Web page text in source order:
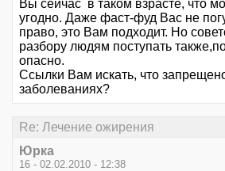
Вы сейчас в таком взрасте, что
угодно. Даже фаст-фуд Вас не
право, это Вам подходит. Но
разбору людям поступать
опасно.
Ссылки Вам искать, что
заболеваниях?
Re: Лечение ожирения
Юрка
16 - 02.02.2010 - 12:38